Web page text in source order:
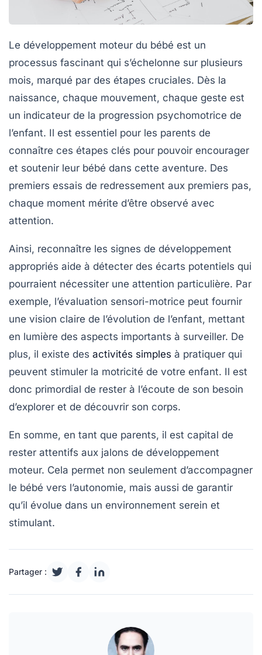
Le développement moteur du bébé est un
processus fascinant qui s’échelonne sur plusieurs
mois, marqué par des étapes cruciales. Dès la
naissance, chaque mouvement, chaque geste est
un indicateur de la progression psychomotrice de
l’enfant. Il est essentiel pour les parents de
connaître ces étapes clés pour pouvoir encourager
et soutenir leur bébé dans cette aventure. Des
premiers essais de redressement aux premiers pas,
chaque moment mérite d’être observé avec
attention.
Ainsi, reconnaître les signes de développement
appropriés aide à détecter des écarts potentiels qui
pourraient nécessiter une attention particulière. Par
exemple, l’évaluation sensori-motrice peut fournir
une vision claire de l’évolution de l’enfant, mettant
en lumière des aspects importants à surveiller. De
plus, il existe des activités simples à pratiquer qui
peuvent stimuler la motricité de votre enfant. Il est
donc primordial de rester à l’écoute de son besoin
d’explorer et de découvrir son corps.
En somme, en tant que parents, il est capital de
rester attentifs aux jalons de développement
moteur. Cela permet non seulement d’accompagner
le bébé vers l’autonomie, mais aussi de garantir
qu’il évolue dans un environnement serein et
stimulant.
Partager :